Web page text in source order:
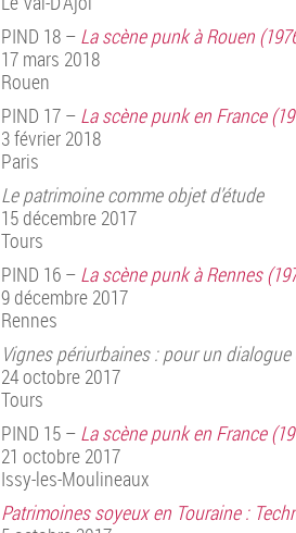
PIND 18 – La scène punk à Rouen
17 mars 2018
Rouen
PIND 17 – La scène punk en France
3 février 2018
Paris
Le patrimoine comme objet d’étude
15 décembre 2017
Tours
PIND 16 – La scène punk à Rennes
9 décembre 2017
Rennes
Vignes périurbaines : pour un
24 octobre 2017
Tours
PIND 15 – La scène punk en France
21 octobre 2017
Issy-les-Moulineaux
Patrimoines soyeux en Touraine :